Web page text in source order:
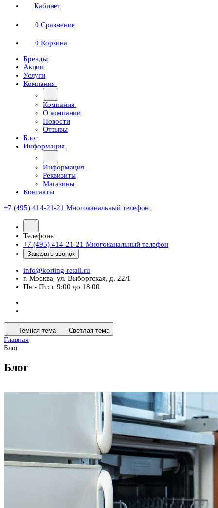
Кабинет
0 Сравнение
0 Корзина
Бренды
Акции
Услуги
Компания
Компания
О компании
Новости
Отзывы
Блог
Информация
Информация
Реквизиты
Магазины
Контакты
+7 (495) 414-21-21 Многоканальный телефон
Телефоны
+7 (495) 414-21-21 Многоканальный телефон
Заказать звонок
info@korting-retail.ru
г. Москва, ул. Выборгская, д. 22/1
Пн - Пт: с 9:00 до 18:00
Темная тема Светлая тема
Главная
Блог
Блог